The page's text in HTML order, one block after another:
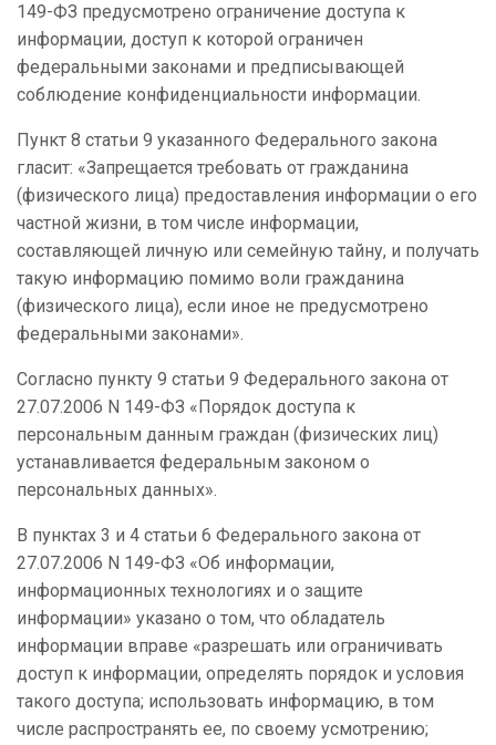
149-ФЗ предусмотрено ограничение доступа к
информации, доступ к которой ограничен
федеральными законами и предписывающей
соблюдение конфиденциальности информации.
Пункт 8 статьи 9 указанного Федерального закона
гласит: «Запрещается требовать от гражданина
(физического лица) предоставления информации о его
частной жизни, в том числе информации,
составляющей личную или семейную тайну, и получать
такую информацию помимо воли гражданина
(физического лица), если иное не предусмотрено
федеральными законами».
Согласно пункту 9 статьи 9 Федерального закона от
27.07.2006 N 149-ФЗ «Порядок доступа к
персональным данным граждан (физических лиц)
устанавливается федеральным законом о
персональных данных».
В пунктах 3 и 4 статьи 6 Федерального закона от
27.07.2006 N 149-ФЗ «Об информации,
информационных технологиях и о защите
информации» указано о том, что обладатель
информации вправе «разрешать или ограничивать
доступ к информации, определять порядок и условия
такого доступа; использовать информацию, в том
числе распространять ее, по своему усмотрению;